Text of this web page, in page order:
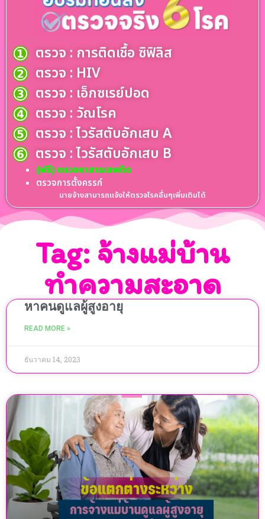
ตรวจ : การติดเชื้อ ซิฟิลิส
ตรวจ : HIV
ตรวจ : เอ็กซเรย์ปอด
ตรวจ : วัณโรค
ตรวจ : ไวรัสตับอักเสบ A
ตรวจ : ไวรัสตับอักเสบ B
(ฟรี) ตรวจหาสารเสพติด
ตรวจการตั้งครรภ์
นายจ้างสามารถแจ้งให้ตรวจโรคอื่นๆเพิ่มเติมได้
Tag: จ้างแม่บ้าน
ทำความสะอาด
หาคนดูแลผู้สูงอายุ
READ MORE »
ธันวาคม 14, 2023